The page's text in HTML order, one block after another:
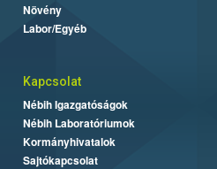
Növény
Labor/Egyéb
Kapcsolat
Nébih Igazgatóságok
Nébih Laboratóriumok
Kormányhivatalok
Sajtókapcsolat